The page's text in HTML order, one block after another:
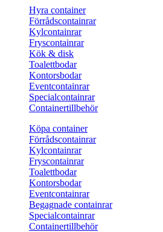
Hyra container
Förrådscontainrar
Kylcontainrar
Fryscontainrar
Kök & disk
Toalettbodar
Kontorsbodar
Eventcontainrar
Specialcontainrar
Containertillbehör
Köpa container
Förrådscontainrar
Kylcontainrar
Fryscontainrar
Toalettbodar
Kontorsbodar
Eventcontainrar
Begagnade containrar
Specialcontainrar
Containertillbehör